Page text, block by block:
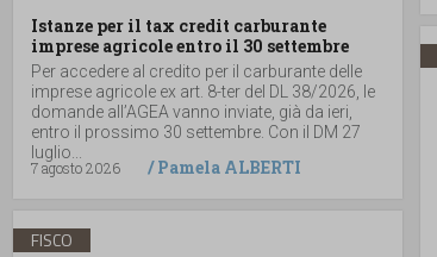
Istanze per il tax credit carburante
imprese agricole entro il 30 settembre
Per accedere al credito per il carburante delle
imprese agricole ex art. 8-ter del DL 38/2026, le
domande all’AGEA vanno inviate, già da ieri,
entro il prossimo 30 settembre. Con il DM 27
luglio...
7 agosto 2026
/Pamela ALBERTI
FISCO